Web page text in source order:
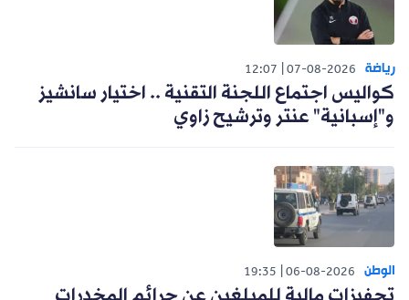
رياضة 07-08-2026
12:07
كواليس اجتماع اللجنة التقنية .. اختيار سانشيز
و"إسبانية" عنتر وترشيح زاوي
الوطن 06-08-2026
19:35